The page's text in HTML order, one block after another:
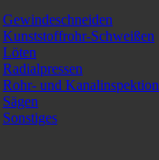
Gewindeschneiden
Kunststoffrohr-Schweißen
Löten
Radialpressen
Rohr- und Kanalinspektion
Sägen
Sonstiges